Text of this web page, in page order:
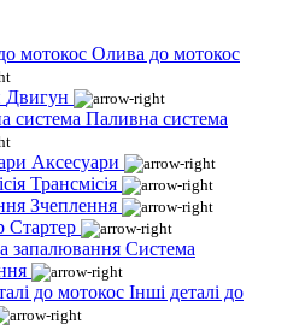
Олива до мотокос
Двигун
Паливна система
Аксесуари
Трансмісія
Зчеплення
Стартер
Система
Інші деталі до